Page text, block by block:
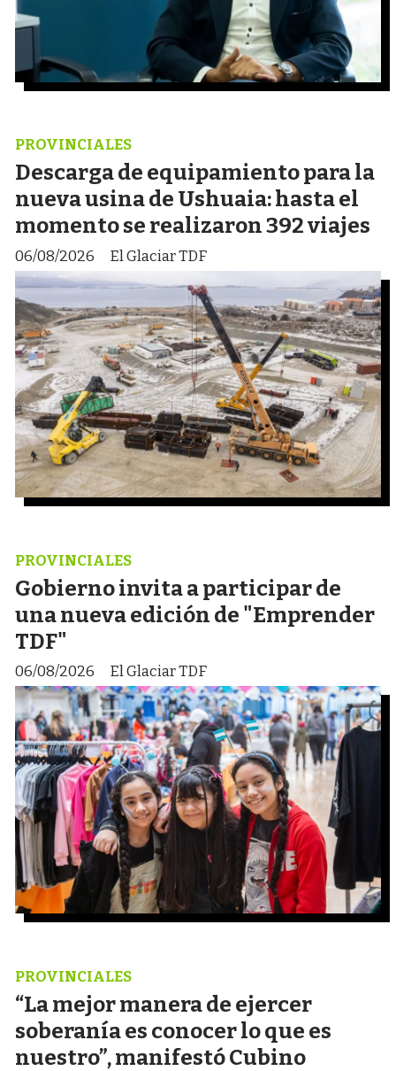
Descarga de equipamiento para la
nueva usina de Ushuaia: hasta el
momento se realizaron 392 viajes
El Glaciar TDF
PROVINCIALES
06/08/2026
Gobierno invita a participar de
una nueva edición de "Emprender
TDF"
El Glaciar TDF
PROVINCIALES
06/08/2026
“La mejor manera de ejercer
soberanía es conocer lo que es
nuestro”, manifestó Cubino
PROVINCIALES